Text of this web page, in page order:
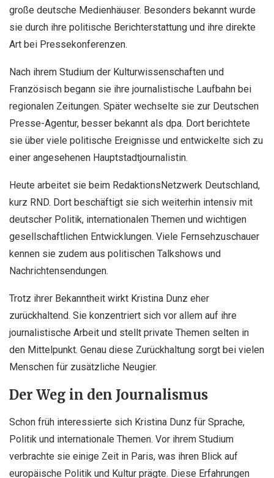
große deutsche Medienhäuser. Besonders bekannt wurde
sie durch ihre politische Berichterstattung und ihre direkte
Art bei Pressekonferenzen.
Nach ihrem Studium der Kulturwissenschaften und
Französisch begann sie ihre journalistische Laufbahn bei
regionalen Zeitungen. Später wechselte sie zur Deutschen
Presse-Agentur, besser bekannt als dpa. Dort berichtete
sie über viele politische Ereignisse und entwickelte sich zu
einer angesehenen Hauptstadtjournalistin.
Heute arbeitet sie beim RedaktionsNetzwerk Deutschland,
kurz RND. Dort beschäftigt sie sich weiterhin intensiv mit
deutscher Politik, internationalen Themen und wichtigen
gesellschaftlichen Entwicklungen. Viele Fernsehzuschauer
kennen sie zudem aus politischen Talkshows und
Nachrichtensendungen.
Trotz ihrer Bekanntheit wirkt Kristina Dunz eher
zurückhaltend. Sie konzentriert sich vor allem auf ihre
journalistische Arbeit und stellt private Themen selten in
den Mittelpunkt. Genau diese Zurückhaltung sorgt bei vielen
Menschen für zusätzliche Neugier.
Der Weg in den Journalismus
Schon früh interessierte sich Kristina Dunz für Sprache,
Politik und internationale Themen. Vor ihrem Studium
verbrachte sie einige Zeit in Paris, was ihren Blick auf
europäische Politik und Kultur prägte. Diese Erfahrungen